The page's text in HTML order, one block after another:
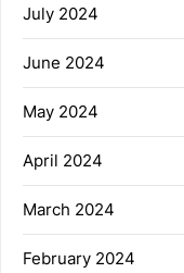
July 2024
June 2024
May 2024
April 2024
March 2024
February 2024